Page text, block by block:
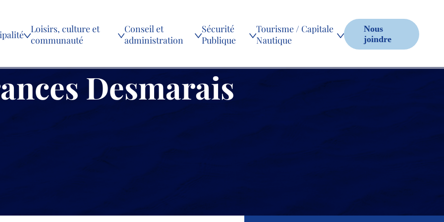
Loisirs, culture et
communauté
Conseil et
administration
Sécurité
Publique
Tourisme / Capitale
Nautique
Nous
joindre
Desmarais